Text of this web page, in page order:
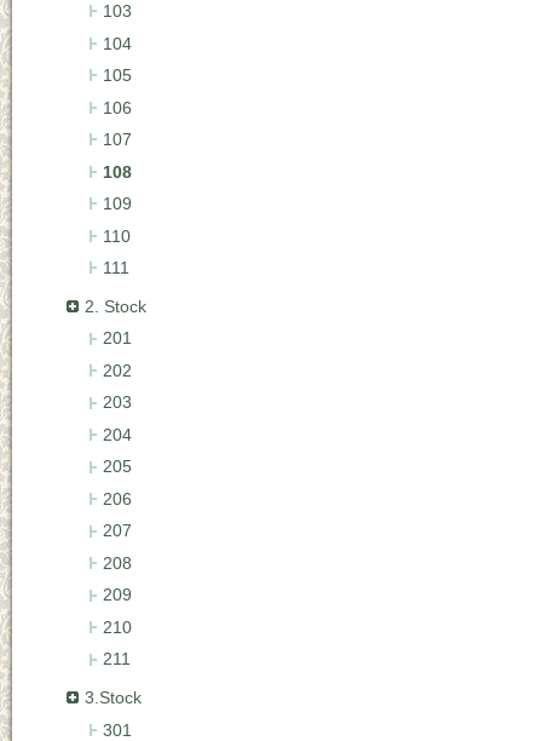
103
104
105
106
107
108
109
110
111
2. Stock
201
202
203
204
205
206
207
208
209
210
211
3.Stock
301